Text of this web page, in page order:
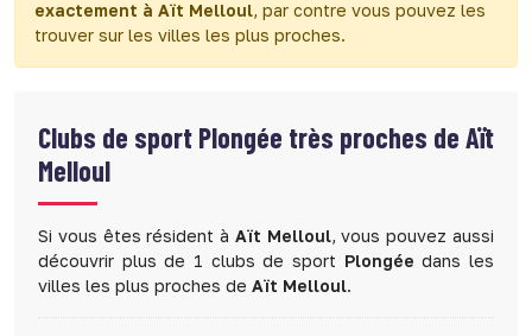
exactement à Aït Melloul, par contre vous pouvez les
trouver sur les villes les plus proches.
Clubs de sport Plongée très proches de Aït
Melloul
Si vous êtes résident à Aït Melloul, vous pouvez aussi
découvrir plus de 1 clubs de sport Plongée dans les
villes les plus proches de Aït Melloul.